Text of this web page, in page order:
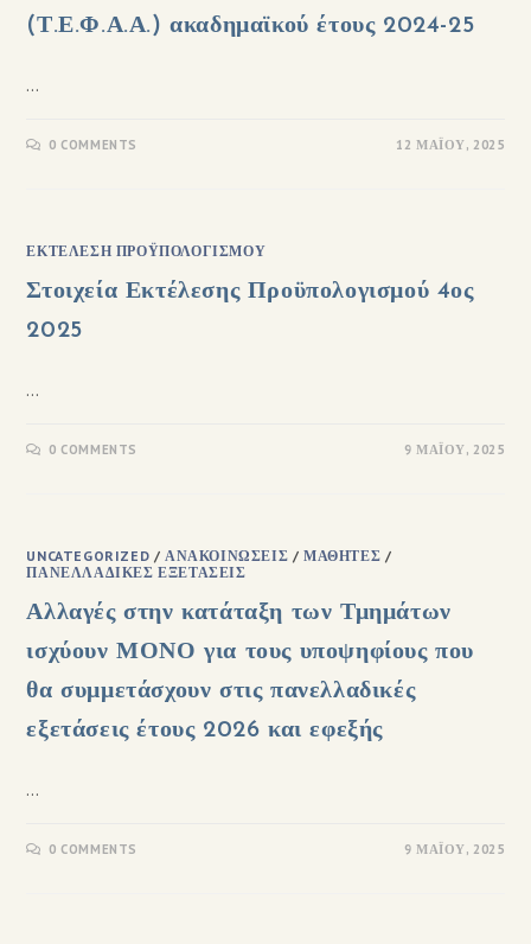
(Τ.Ε.Φ.Α.Α.) ακαδημαϊκού έτους 2024-25
…
0 COMMENTS 12 ΜΑΪ́ΟΥ, 2025
ΕΚΤΈΛΕΣΗ ΠΡΟΫΠΟΛΟΓΙΣΜΟΎ
Στοιχεία Εκτέλεσης Προϋπολογισμού 4ος
2025
…
0 COMMENTS 9 ΜΑΪ́ΟΥ, 2025
UNCATEGORIZED /ΑΝΑΚΟΙΝΏΣΕΙΣ /ΜΑΘΗΤΈΣ /
ΠΑΝΕΛΛΑΔΙΚΈΣ ΕΞΕΤΆΣΕΙΣ
Αλλαγές στην κατάταξη των Τμημάτων
ισχύουν ΜΟΝΟ για τους υποψηφίους που
θα συμμετάσχουν στις πανελλαδικές
εξετάσεις έτους 2026 και εφεξής
…
0 COMMENTS 9 ΜΑΪ́ΟΥ, 2025